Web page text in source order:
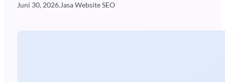
Juni 30, 2026.Jasa Website SEO